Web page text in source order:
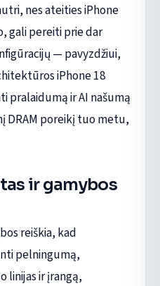
nes ateities iPhone
gali pereiti prie dar
— pavyzdžiui,
iPhone 18
pralaidumą ir AI našumą
DRAM poreikį tuo metu,
ir gamybos
reiškia, kad
pelningumą,
linijas ir įrangą,